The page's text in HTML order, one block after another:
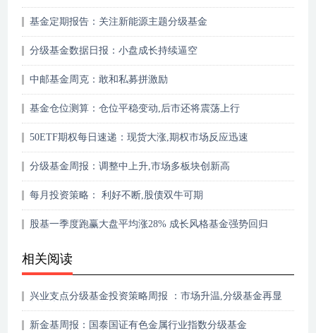
基金定期报告：关注新能源主题分级基金
分级基金数据日报：小盘成长持续逼空
中邮基金周克：敢和私募拼激励
基金仓位测算：仓位平稳变动,后市还将震荡上行
50ETF期权每日速递：现货大涨,期权市场反应迅速
分级基金周报：调整中上升,市场多板块创新高
每月投资策略： 利好不断,股债双牛可期
股基一季度跑赢大盘平均涨28% 成长风格基金强势回归
相关阅读
兴业支点分级基金投资策略周报 ：市场升温,分级基金再显
新金基周报：国泰国证有色金属行业指数分级基金